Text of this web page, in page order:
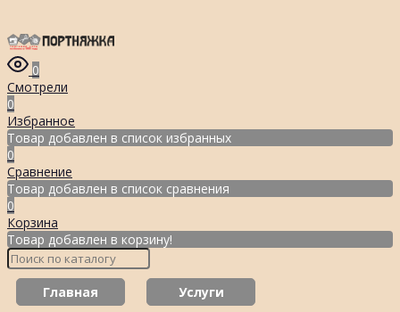
0
Смотрели
0
Избранное
Товар добавлен в список избранных
0
Сравнение
Товар добавлен в список сравнения
0
Корзина
Товар добавлен в корзину!
Главная Услуги